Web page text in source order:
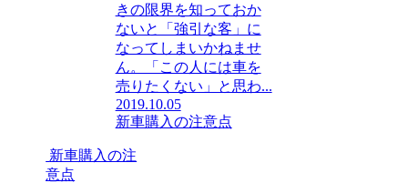
きの限界を知っておか
ないと「強引な客」に
なってしまいかねませ
ん。「この人には車を
売りたくない」と思わ...
2019.10.05
新車購入の注意点
新車購入の注
意点